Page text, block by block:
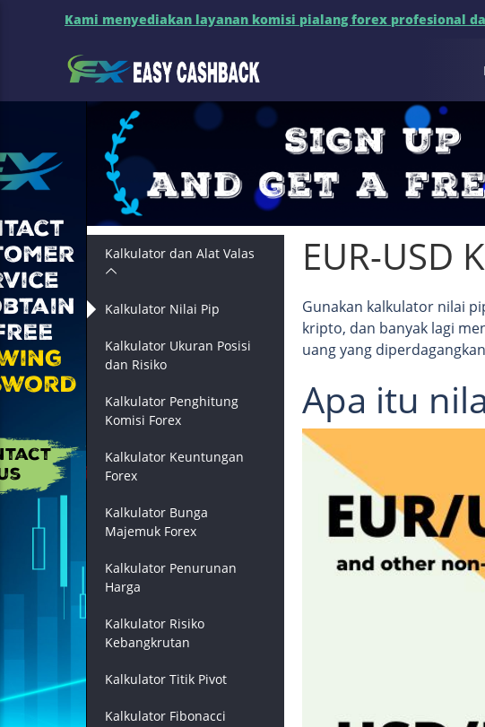
Kami menyediakan layanan komisi pialang forex profesional
Kalkulator dan Alat Valas
Kalkulator Nilai Pip
Kalkulator Ukuran Posisi
dan Risiko
Kalkulator Penghitung
Komisi Forex
Kalkulator Keuntungan
Forex
Kalkulator Bunga
Majemuk Forex
Kalkulator Penurunan
Harga
Kalkulator Risiko
Kebangkrutan
Kalkulator Titik Pivot
Kalkulator Fibonacci
EUR-USD
Gunakan kalkulator nilai
kripto, dan banyak lagi
uang yang
Apa itu